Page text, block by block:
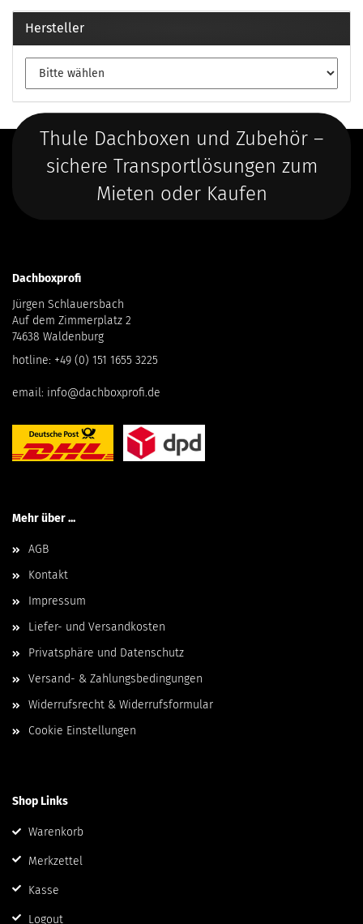
Hersteller
Thule Dachboxen und Zubehör –
sichere Transportlösungen zum
Mieten oder Kaufen
Dachboxprofi
Jürgen Schlauersbach
Auf dem Zimmerplatz 2
74638 Waldenburg
hotline: +49 (0) 151 1655 3225
email: info@dachboxprofi.de
Mehr über ...
AGB
Kontakt
Impressum
Liefer- und Versandkosten
Privatsphäre und Datenschutz
Versand- & Zahlungsbedingungen
Widerrufsrecht & Widerrufsformular
Cookie Einstellungen
Shop Links
Warenkorb
Merkzettel
Kasse
Logout